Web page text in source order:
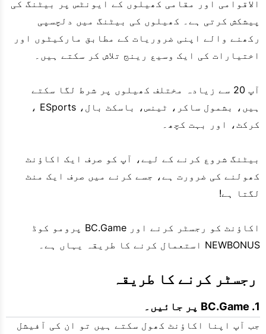
الاقوامی اور مقامی کھیلوں کے ایونٹس پر بیٹنگ کی
پیشکش کرتی ہے۔ کھیلوں کی بیٹنگ میں دلچسپی
رکھنے والے اپنی ضروریات کے مطابق مارکیٹوں اور
اختیارات کی ایک وسیع رینج تلاش کر سکتے ہیں۔
آپ 20 سے زیادہ مختلف کھیلوں پر شرط لگا سکتے
ہیں، بشمول ساکر، ٹینس، باسکٹ بال، ESports ،
کرکٹ، اور بہت کچھ۔
بیٹنگ شروع کرنے کے لیے، آپ کو صرف ایک اکاؤنٹ
کھولنے کی ضرورت ہے، جسے کرنے میں صرف ایک منٹ
لگتا ہے!
اکاؤنٹ کو رجسٹر کرنے اور BC.Game پرومو کوڈ
NEWBONUS استعمال کرنے کا طریقہ یہاں ہے۔
BC.Game پر جائیں۔
جب آپ اپنا اکاؤنٹ کھول سکتے ہیں تو ان کی آفیشل